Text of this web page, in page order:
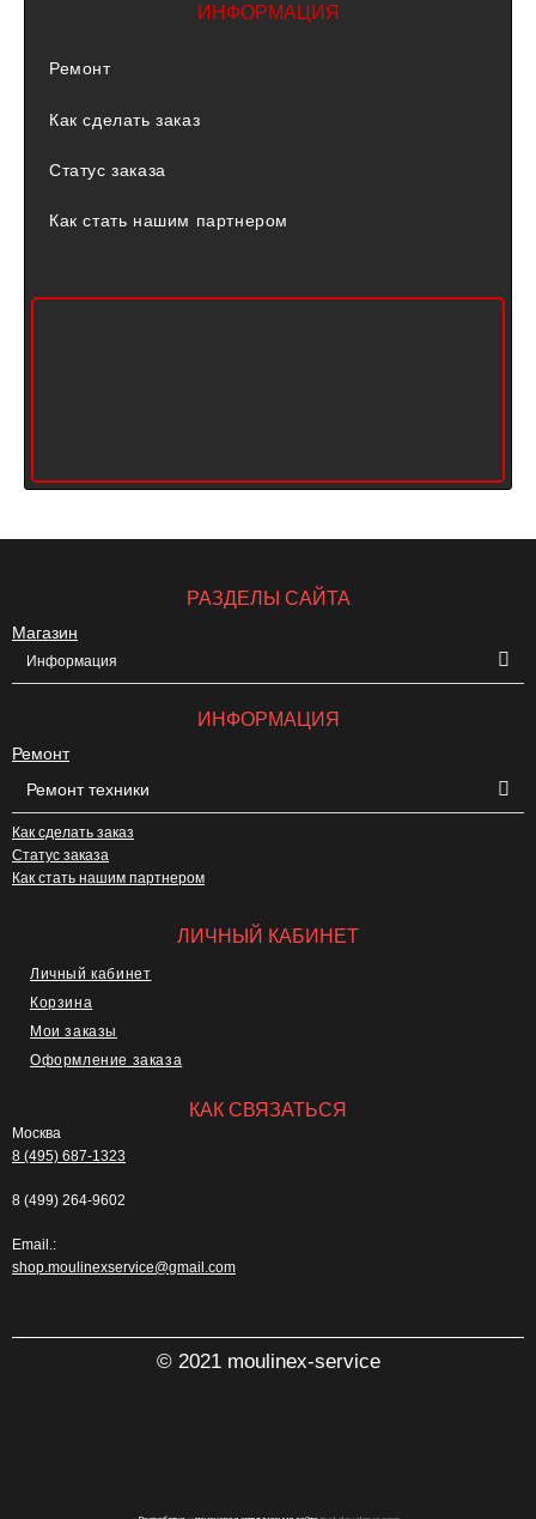
ИНФОРМАЦИЯ
Ремонт
Как сделать заказ
Статус заказа
Как стать нашим партнером
РАЗДЕЛЫ САЙТА
Магазин
Информация
ИНФОРМАЦИЯ
Ремонт
Ремонт техники
Как сделать заказ
Статус заказа
Как стать нашим партнером
ЛИЧНЫЙ КАБИНЕТ
Личный кабинет
Корзина
Мои заказы
Оформление заказа
КАК СВЯЗАТЬСЯ
Москва
8 (495) 687-1323
8 (499) 264-9602
Email.:
shop.moulinexservice@gmail.com
© 2021 moulinex-service